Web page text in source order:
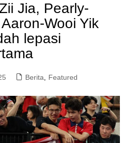
Jia, Pearly-
Wooi Yik
lepasi
Berita, Featured